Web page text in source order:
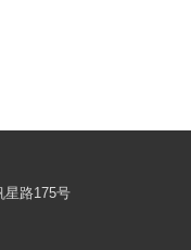
星路175号